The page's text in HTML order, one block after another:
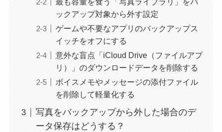
ックアップ対象から外す設定
ゲームや不要なアプリのバックアップス
イッチをオフにする
意外な盲点「iCloud Drive（ファイルアプ
リ）」のダウンロードデータを削除する
ボイスメモやメッセージの添付ファイル
を削除して軽量化する
写真をバックアップから外した場合のデ
ータ保存はどうする？